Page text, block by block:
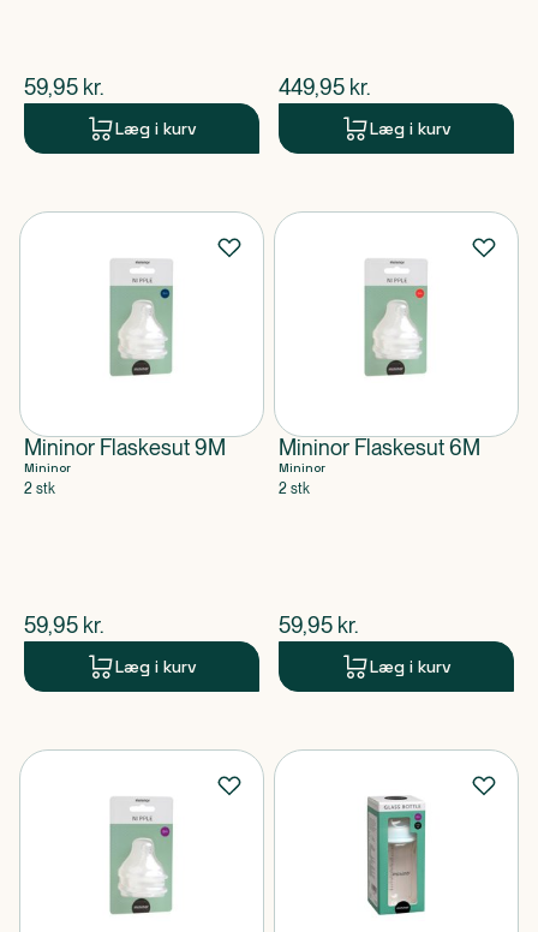
$nuværende pris
59,95 kr.
Læg i kurv
$nuværende pris
449,95 kr.
Læg i kurv
Mininor Flaskesut 9M
Mininor
2 stk
$nuværende pris
59,95 kr.
Læg i kurv
Mininor Flaskesut 6M
Mininor
2 stk
$nuværende pris
59,95 kr.
Læg i kurv